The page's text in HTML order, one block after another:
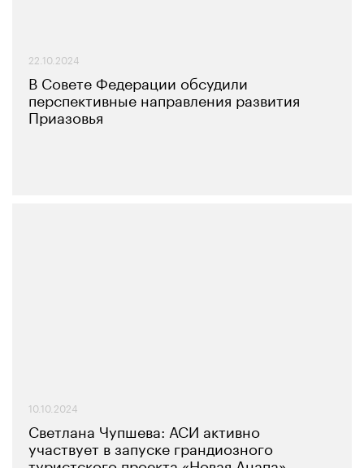
22.10.2024
В Совете Федерации обсудили
перспективные направления развития
Приазовья
10.10.2024
Светлана Чупшева: АСИ активно
участвует в запуске грандиозного